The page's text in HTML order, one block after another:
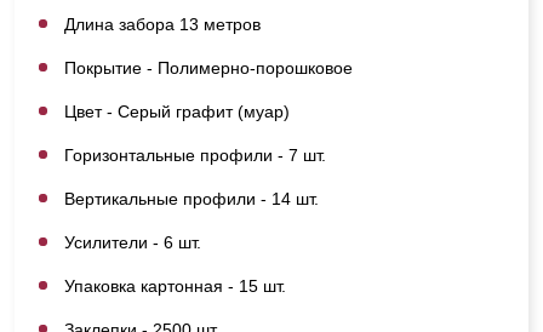
Длина забора 13 метров
Покрытие - Полимерно-порошковое
Цвет - Серый графит (муар)
Горизонтальные профили - 7 шт.
Вертикальные профили - 14 шт.
Усилители - 6 шт.
Упаковка картонная - 15 шт.